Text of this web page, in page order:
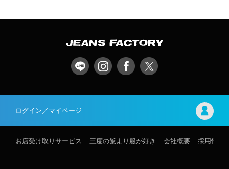
ログイン／マイページ
お店受け取りサービス 三度の飯より服が好き 会社概要 採用情報